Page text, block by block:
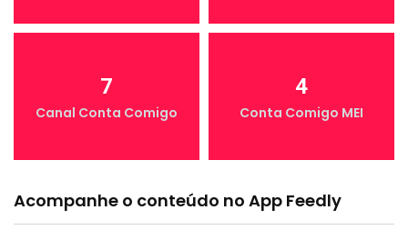
7
Canal Conta Comigo
4
Conta Comigo MEI
Acompanhe o conteúdo no App Feedly